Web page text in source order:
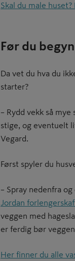
Skal du male
Før du
Da vet du hva du
starter?
– Rydd vekk så
stige, og eventuelt
Vegard.
Først spyler du
– Spray nedenfra
Jordan
veggen med
er ferdig bør
Her finner du alle